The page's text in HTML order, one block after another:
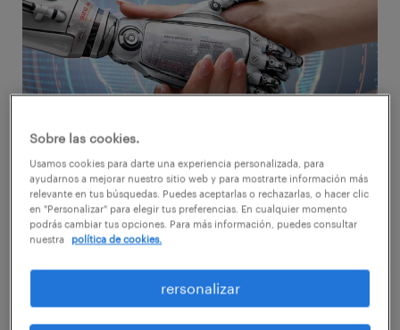
Al parecer, el avance de las tecnologías y la
creciente inversión de las empresas en la
adopción de sistemas cada vez más
tipo de procesos, no ha impactado la
percepción de los trabajadores chilenos en
Sobre las cookies.
Usamos cookies para darte una experiencia personalizada, para
ayudarnos a mejorar nuestro sitio web y para mostrarte información más
relevante en tus búsquedas. Puedes aceptarlas o rechazarlas, o hacer clic
en "Personalizar" para elegir tus preferencias. En cualquier momento
podrás cambiar tus opciones. Para más información, puedes consultar
nuestra
política de cookies.
rersonalizar